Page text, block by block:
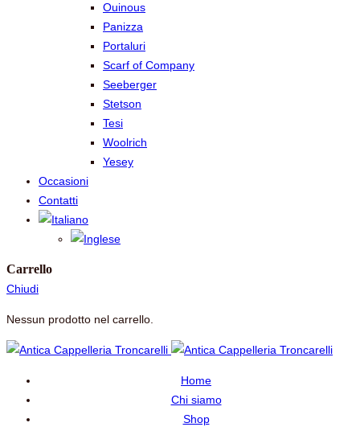
Ouinous
Panizza
Portaluri
Scarf of Company
Seeberger
Stetson
Tesi
Woolrich
Yesey
Occasioni
Contatti
Carrello
Chiudi
Nessun prodotto nel carrello.
Home
Chi siamo
Shop